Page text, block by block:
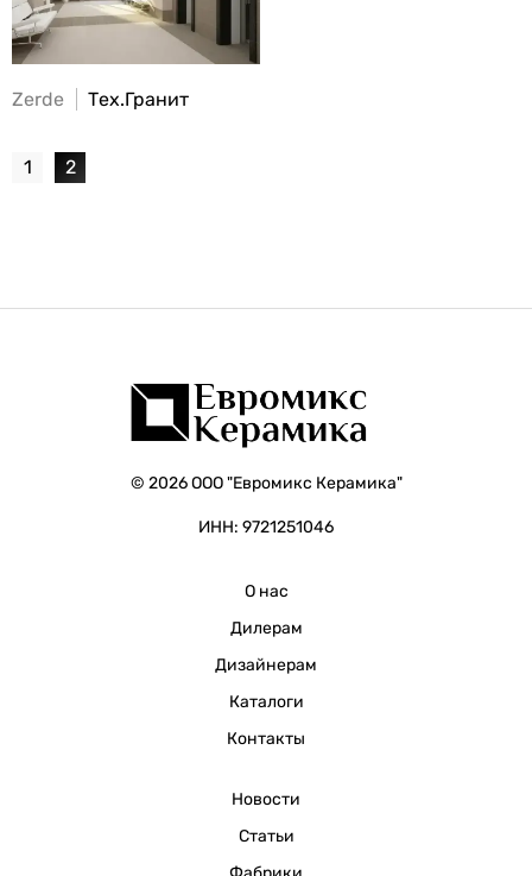
Zerde Тех.Гранит
1 2
© 2026 ООО "Евромикс Керамика"
ИНН: 9721251046
О нас
Дилерам
Дизайнерам
Каталоги
Контакты
Новости
Статьи